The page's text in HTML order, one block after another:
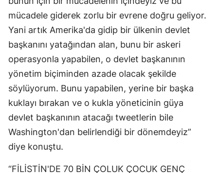
mücadele giderek zorlu bir evrene doğru geliyor.
Yani artık Amerika'da gidip bir ülkenin devlet
başkanını yatağından alan, bunu bir askeri
operasyonla yapabilen, o devlet başkanının
yönetim biçiminden azade olacak şekilde
söylüyorum. Bunu yapabilen, yerine bir başka
kuklayı bırakan ve o kukla yöneticinin güya
devlet başkanının atacağı tweetlerin bile
Washington'dan belirlendiği bir dönemdeyiz”
diye konuştu.
“FİLİSTİN'DE 70 BİN ÇOLUK ÇOCUK GENÇ